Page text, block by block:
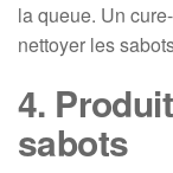
la queue. Un
nettoyer les
4.
sabots